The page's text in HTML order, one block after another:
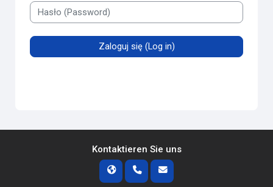
Hasło
Zaloguj się (Log in)
Kontaktieren Sie uns